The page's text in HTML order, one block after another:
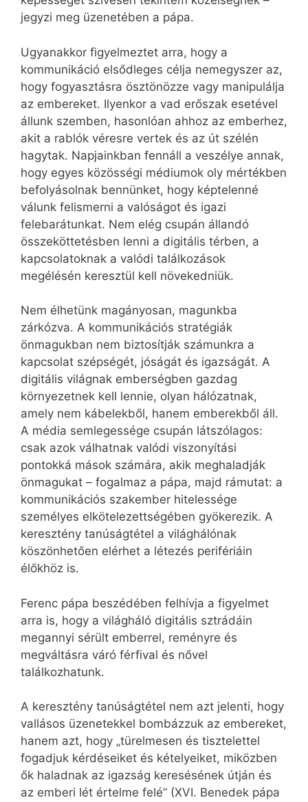
jegyzi meg üzenetében a pápa.
Ugyanakkor figyelmeztet arra, hogy a
kommunikáció elsődleges célja nemegyszer az,
hogy fogyasztásra ösztönözze vagy manipulálja
az embereket. Ilyenkor a vad erőszak esetével
állunk szemben, hasonlóan ahhoz az emberhez,
akit a rablók véresre vertek és az út szélén
hagytak. Napjainkban fennáll a veszélye annak,
hogy egyes közösségi médiumok oly mértékben
befolyásolnak bennünket, hogy képtelenné
válunk felismerni a valóságot és igazi
felebarátunkat. Nem elég csupán állandó
összeköttetésben lenni a digitális térben, a
kapcsolatoknak a valódi találkozások
megélésén keresztül kell növekedniük.
Nem élhetünk magányosan, magunkba
zárkózva. A kommunikációs stratégiák
önmagukban nem biztosítják számunkra a
kapcsolat szépségét, jóságát és igazságát. A
digitális világnak emberségben gazdag
környezetnek kell lennie, olyan hálózatnak,
amely nem kábelekből, hanem emberekből áll.
A média semlegessége csupán látszólagos:
csak azok válhatnak valódi viszonyítási
pontokká mások számára, akik meghaladják
önmagukat – fogalmaz a pápa, majd rámutat: a
kommunikációs szakember hitelessége
személyes elkötelezettségében gyökerezik. A
keresztény tanúságtétel a világhálónak
köszönhetően elérhet a létezés perifériáin
élőkhöz is.
Ferenc pápa beszédében felhívja a figyelmet
arra is, hogy a világháló digitális sztrádáin
megannyi sérült emberrel, reményre és
megváltásra váró férfival és nővel
találkozhatunk.
A keresztény tanúságtétel nem azt jelenti, hogy
vallásos üzenetekkel bombázzuk az embereket,
hanem azt, hogy „türelmesen és tisztelettel
fogadjuk kérdéseiket és kételyeiket, miközben
ők haladnak az igazság keresésének útján és
az emberi lét értelme felé” (XVI. Benedek pápa